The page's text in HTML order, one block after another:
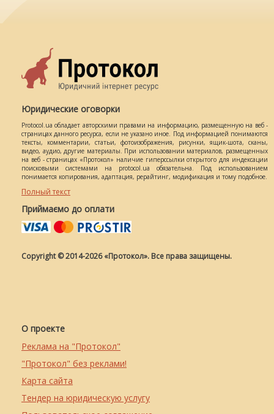
Юридические оговорки
Protocol.ua обладает авторскими правами на информацию, размещенную на веб -
страницах данного ресурса, если не указано иное. Под информацией понимаются
тексты, комментарии, статьи, фотоизображения, рисунки, ящик-шота, сканы,
видео, аудио, другие материалы. При использовании материалов, размещенных
на веб - страницах «Протокол» наличие гиперссылки открытого для индексации
поисковыми системами на protocol.ua обязательна. Под использованием
понимается копирования, адаптация, рерайтинг, модификация и тому подобное.
Полный текст
Приймаємо до оплати
Copyright © 2014-2026 «Протокол». Все права защищены.
О проекте
Реклама на "Протокол"
"Протокол" без реклами!
Карта сайта
Тендер на юридическую услугу